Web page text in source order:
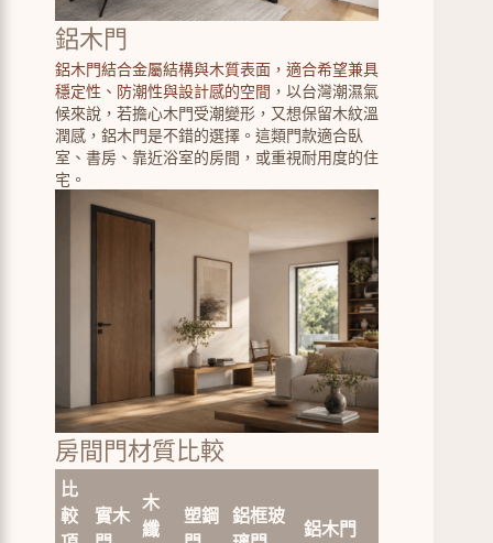
鋁木門
鋁木門結合金屬結構與木質表面，適合希望兼具
穩定性、防潮性與設計感的空間 ，以台灣潮濕氣
候來說，若擔心木門受潮變形，又想保留木紋溫
潤感，鋁木門是不錯的選擇。這類門款適合臥
室、書房、靠近浴室的房間，或重視耐用度的住
宅。
房間門材質比較
比
較
實木
木
纖
塑鋼
鋁框玻
鋁木門